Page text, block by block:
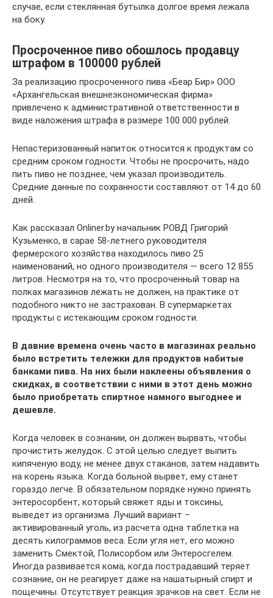
случае, если стеклянная бутылка долгое время лежала
на боку.
Просроченное пиво обошлось продавцу
штрафом в 100000 рублей
За реализацию просроченного пива «Беар Бир» ООО
«Архангельская внешнеэкономическая фирма»
привлечено к административной ответственности в
виде наложения штрафа в размере 100 000 рублей.
Непастеризованный напиток относится к продуктам со
средним сроком годности. Чтобы не просрочить, надо
пить пиво не позднее, чем указал производитель.
Средние данные по сохранности составляют от 14 до 60
дней.
Как рассказал Onliner.by начальник РОВД Григорий
Кузьменко, в сарае 58-летнего руководителя
фермерского хозяйства находилось пиво 25
наименований, но одного производителя — всего 12 855
литров. Несмотря на то, что просроченный товар на
полках магазинов лежать не должен, на практике от
подобного никто не застрахован. В супермаркетах
продукты с истекающим сроком годности.
В давние времена очень часто в магазинах реально
было встретить тележки для продуктов набитые
банками пива. На них были наклеены объявления о
скидках, в соответствии с ними в этот день можно
было приобретать спиртное намного выгоднее и
дешевле.
Когда человек в сознании, он должен вырвать, чтобы
прочистить желудок. С этой целью следует выпить
кипяченую воду, не менее двух стаканов, затем надавить
на корень языка. Когда больной вырвет, ему станет
гораздо легче. В обязательном порядке нужно принять
энтеросорбент, который свяжет яды и токсины,
выведет из организма. Лучший вариант –
активированный уголь, из расчета одна таблетка на
десять килограммов веса. Если угля нет, его можно
заменить Смектой, Полисорбом или Энтеросгелем.
Иногда развивается кома, когда пострадавший теряет
сознание, он не реагирует даже на нашатырный спирт и
пощечины. Отсутствует реакция зрачков на свет. Если не